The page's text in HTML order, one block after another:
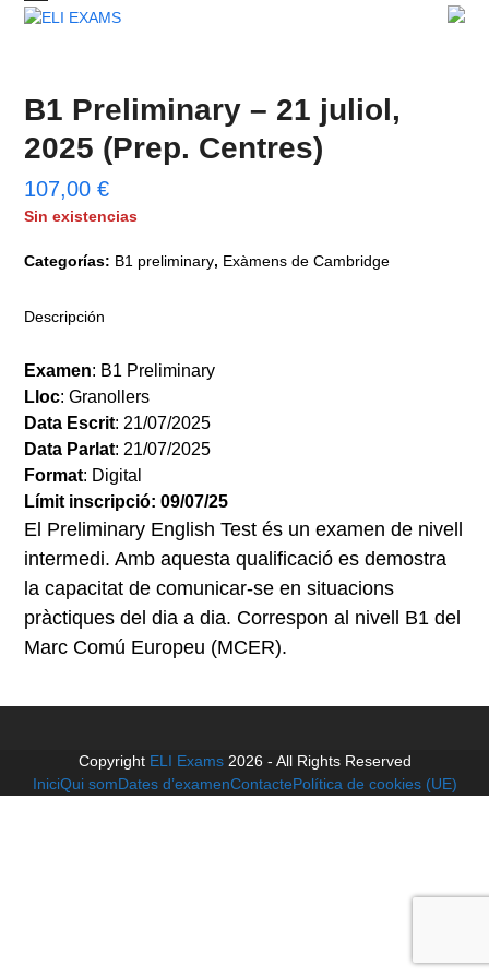
Skip
Open
menu
Close
menu
B1 Preliminary – 21 juliol,
2025 (Prep. Centres)
107,00€
Sin existencias
Categorías: B1 preliminary, Exàmens de Cambridge
Descripción
Examen
Lloc
Data Escrit
Data Parlat
Format
Límit inscripció: 09/07/25
El Preliminary English Test és un examen de nivell
intermedi. Amb aquesta qualificació es demostra
la capacitat de comunicar-se en situacions
pràctiques del dia a dia. Correspon al nivell B1 del
Marc Comú Europeu (MCER).
Copyright ELI Exams2026 - All Rights Reserved
IniciQui somDates d’examenContactePolítica de cookies (UE)